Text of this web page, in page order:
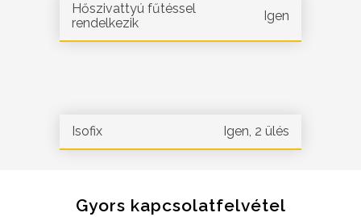
Hőszivattyú fűtéssel
rendelkezik
Igen
Isofix Igen, 2 ülés
Gyors kapcsolatfelvétel